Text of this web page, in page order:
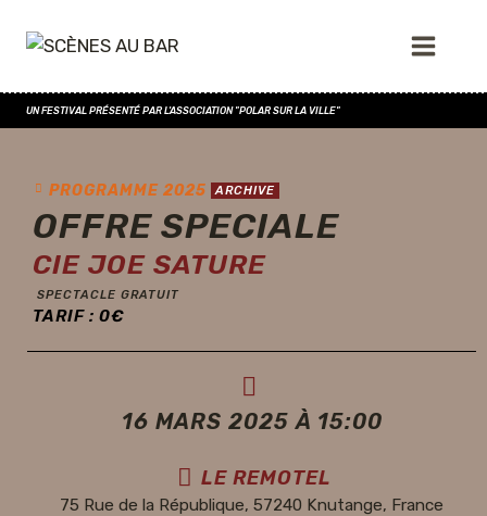
UN FESTIVAL PRÉSENTÉ PAR L'ASSOCIATION "POLAR SUR LA VILLE"
PROGRAMME 2025 ARCHIVE
OFFRE SPECIALE
CIE JOE SATURE
SPECTACLE GRATUIT
TARIF : 0€
16 MARS 2025 À 15:00
LE REMOTEL
75 Rue de la République, 57240 Knutange, France